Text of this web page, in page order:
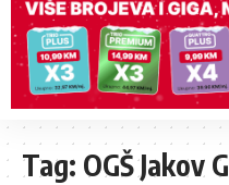
Tag: OGŠ Jakov